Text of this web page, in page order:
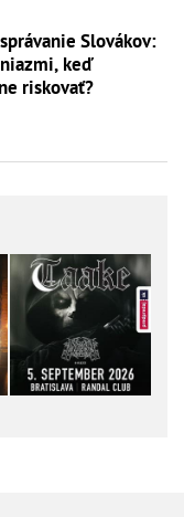
Slovákov:
keď
riskovať?